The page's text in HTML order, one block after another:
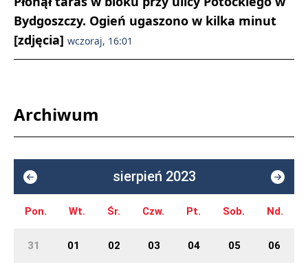
Bydgoszczy. Ogień ugaszono w kilka minut
[zdjęcia] wczoraj, 16:01
Archiwum
sierpień 2023
Pon. Wt. Śr. Czw. Pt. Sob. Nd.
31 01 02 03 04 05 06